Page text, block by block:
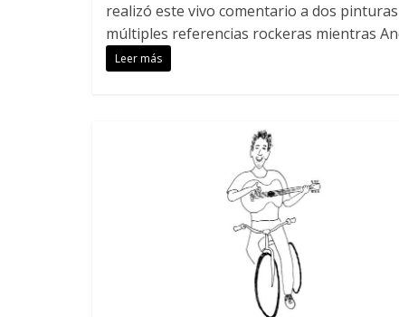
realizó este vivo comentario a dos
múltiples referencias rockeras mientras
Leer más